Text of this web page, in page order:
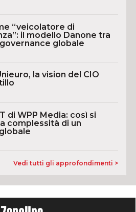
“veicolatore di
il modello Danone tra
globale
la vision del CIO
di WPP Media: così si
complessità di un
Vedi tutti gli approfondimenti >